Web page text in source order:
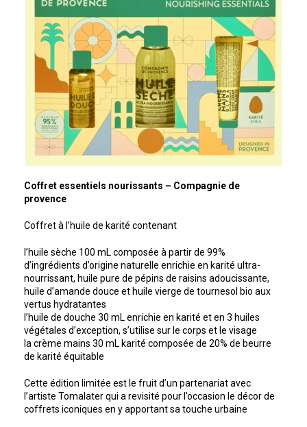
Coffret essentiels nourissants – Compagnie de
provence
Coffret à l’huile de karité contenant
l’huile sèche 100 mL composée à partir de 99%
d’ingrédients d’origine naturelle enrichie en karité ultra-
nourrissant, huile pure de pépins de raisins adoucissante,
huile d’amande douce et huile vierge de tournesol bio aux
vertus hydratantes
l’huile de douche 30 mL enrichie en karité et en 3 huiles
végétales d’exception, s’utilise sur le corps et le visage
la crème mains 30 mL karité composée de 20% de beurre
de karité équitable
Cette édition limitée est le fruit d’un partenariat avec
l’artiste Tomalater qui a revisité pour l’occasion le décor de
coffrets iconiques en y apportant sa touche urbaine